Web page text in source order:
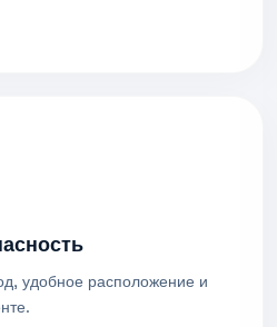
удобное расположение и